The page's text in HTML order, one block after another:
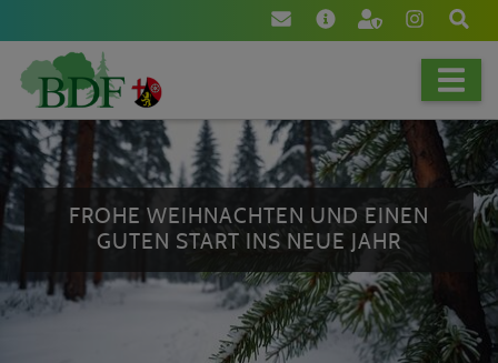
FROHE WEIHNACHTEN UND EINEN
GUTEN START INS NEUE JAHR